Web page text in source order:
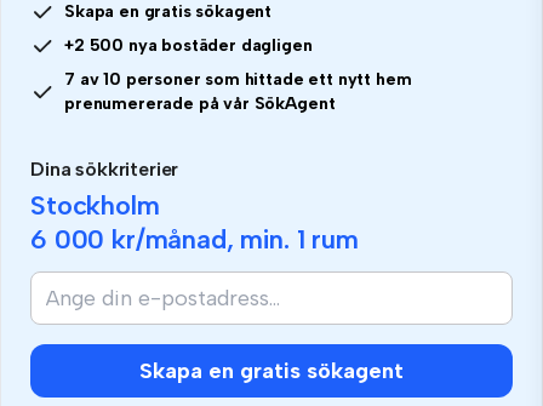
Skapa en gratis sökagent
+2 500 nya bostäder dagligen
7 av 10 personer som hittade ett nytt hem
prenumererade på vår SökAgent
Dina sökkriterier
Stockholm
6 000 kr/månad, min. 1 rum
Skapa en gratis sökagent